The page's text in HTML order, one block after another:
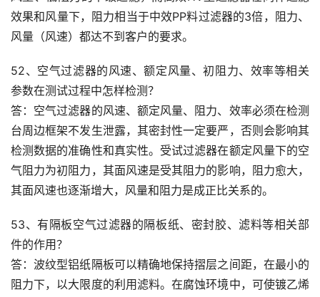
效果和风量下，阻力相当于中效PP料过滤器的3倍，阻力、
风量（风速）都达不到客户的要求。
52、空气过滤器的风速、额定风量、初阻力、效率等相关
参数在测试过程中怎样检测？
答：空气过滤器的风速、额定风量、阻力、效率必须在检测
台周边框架不发生泄露，其密封性一定要严，否则会影响其
检测数据的准确性和真实性。受试过滤器在额定风量下的空
气阻力为初阻力，其面风速是受其阻力的影响，阻力愈大，
其面风速也逐渐增大，风量和阻力是成正比关系的。
53、有隔板空气过滤器的隔板纸、密封胶、滤料等相关部
件的作用？
答：波纹型铝纸隔板可以精确地保持摺层之间距，在最小的
阻力下，以大限度的利用滤料。在腐蚀环境中，可使镀乙烯